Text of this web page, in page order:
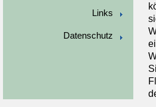
Links
Datenschutz